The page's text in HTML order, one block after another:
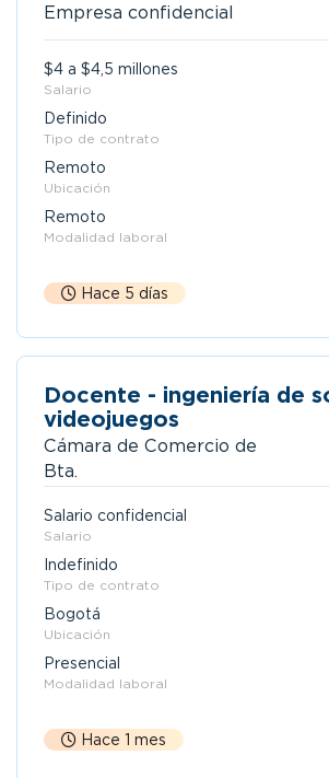
Empresa confidencial
$4 a $4,5 millones
Salario
Definido
Tipo de contrato
Remoto
Ubicación
Remoto
Modalidad laboral
Hace 5 días
Docente - ingeniería de
videojuegos
Cámara de Comercio de
Bta.
Salario confidencial
Salario
Indefinido
Tipo de contrato
Bogotá
Ubicación
Presencial
Modalidad laboral
Hace 1 mes